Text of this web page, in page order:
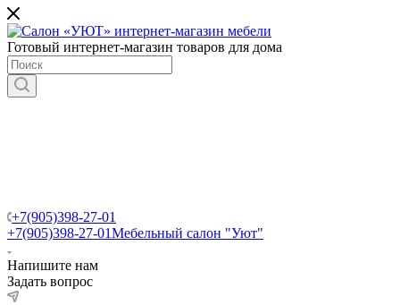
Готовый интернет-магазин товаров для дома
+7(905)398-27-01
+7(905)398-27-01Мебельный салон "Уют"
Напишите нам
Задать вопрос